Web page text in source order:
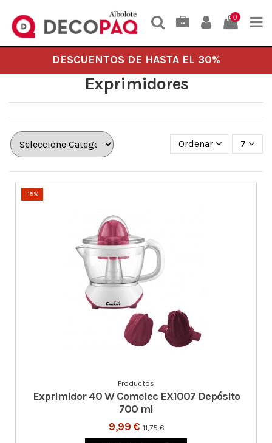
0
DESCUENTOS DE HASTA EL 30%
Exprimidores
Ordenar 7
-15%
Productos
Exprimidor 40 W Comelec EX1007 Depósito
700 ml
9,99 €11,75 €